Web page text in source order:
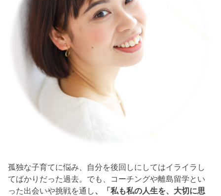
孤独な子育てに悩み、自分を後回しにしてはイライラし
てばかりだった過去。でも、コーチングや離島留学とい
った出会いや挑戦を通し、「私も私の人生を、大切に思